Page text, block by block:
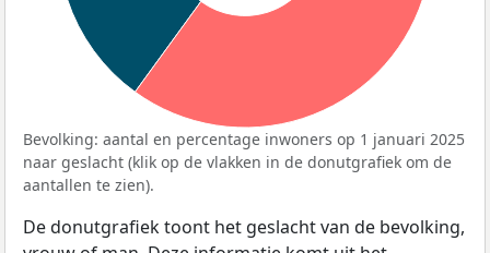
Bevolking: aantal en percentage inwoners op 1 januari 2025
naar geslacht (klik op de vlakken in de donutgrafiek om de
aantallen te zien).
De donutgrafiek toont het geslacht van de bevolking,